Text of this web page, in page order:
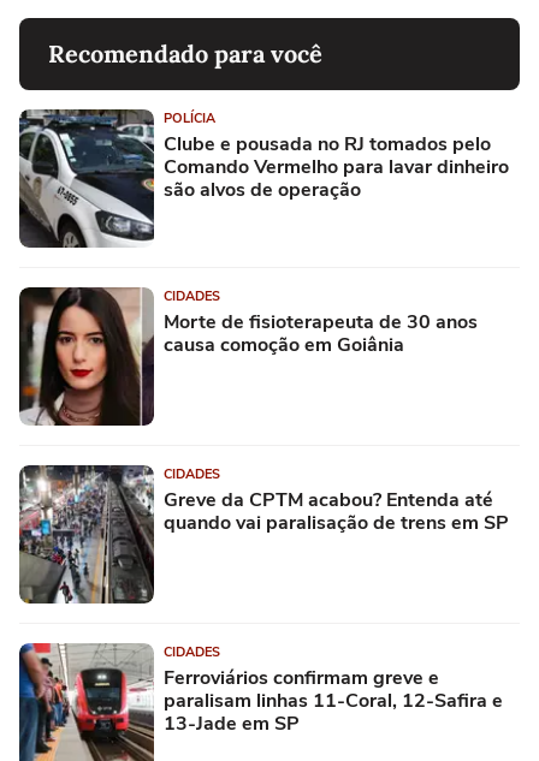
Recomendado para você
POLÍCIA
Clube e pousada no RJ tomados pelo
Comando Vermelho para lavar dinheiro
são alvos de operação
CIDADES
Morte de fisioterapeuta de 30 anos
causa comoção em Goiânia
CIDADES
Greve da CPTM acabou? Entenda até
quando vai paralisação de trens em SP
CIDADES
Ferroviários confirmam greve e
paralisam linhas 11-Coral, 12-Safira e
13-Jade em SP